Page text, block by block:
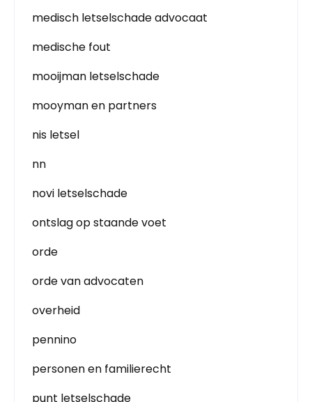
medisch letselschade advocaat
medische fout
mooijman letselschade
mooyman en partners
nis letsel
nn
novi letselschade
ontslag op staande voet
orde
orde van advocaten
overheid
pennino
personen en familierecht
punt letselschade